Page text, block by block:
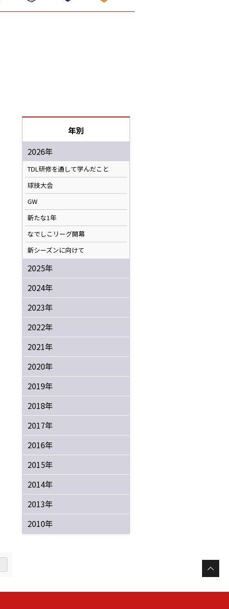
年別
2026年
TDL研修を通して学んだこと
球技大会
GW
新たな1年
なでしこリーグ開幕
新シーズンに向けて
2025年
2024年
2023年
2022年
2021年
2020年
2019年
2018年
2017年
2016年
2015年
2014年
2013年
2010年